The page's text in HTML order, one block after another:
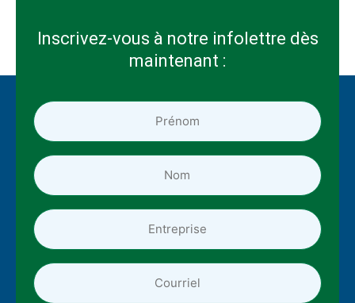
Inscrivez-vous à notre infolettre dès
maintenant :
Prénom
*
*
Nom
*
*
Entreprise
Adresse
courriel
*